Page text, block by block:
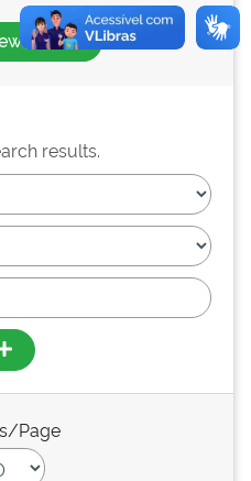
search
results.
Page